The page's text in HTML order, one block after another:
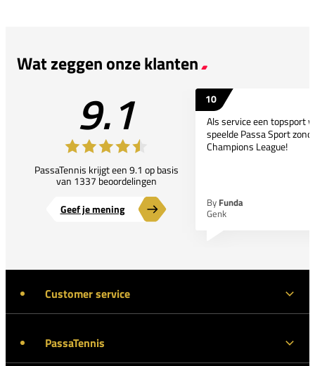
Wat zeggen onze klanten
9.1
PassaTennis krijgt een 9.1 op basis
van 1337 beoordelingen
Geef je mening
10
Als service een topsport
speelde Passa Sport
Champions League!
By Funda
Genk
Customer service
PassaTennis